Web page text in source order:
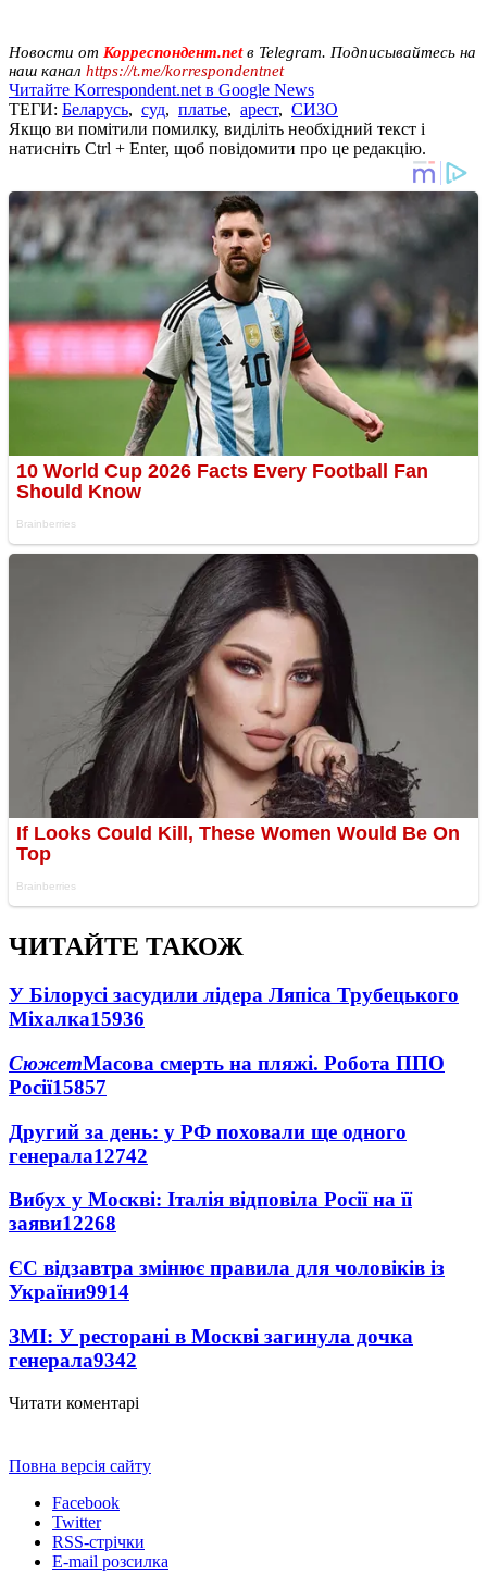
Новости от Корреспондент.netв Telegram. Подписывайтесь на
наш канал https://t.me/korrespondentnet
Читайте Korrespondent.net в Google News
ТЕГИ: Беларусь, суд, платье, арест, СИЗО
Якщо ви помітили помилку, виділіть необхідний текст і
натисніть Ctrl + Enter, щоб повідомити про це редакцію.
ЧИТАЙТЕ ТАКОЖ
У Білорусі засудили лідера Ляпіса Трубецького
Міхалка15936
СюжетМасова смерть на пляжі. Робота ППО
Росії15857
Другий за день: у РФ поховали ще одного
генерала12742
Вибух у Москві: Італія відповіла Росії на її
заяви12268
ЄС відзавтра змінює правила для чоловіків із
України9914
ЗМІ: У ресторані в Москві загинула дочка
генерала9342
Читати коментарі
Повна версія сайту
Facebook
Twitter
RSS-стрічки
E-mail розсилка